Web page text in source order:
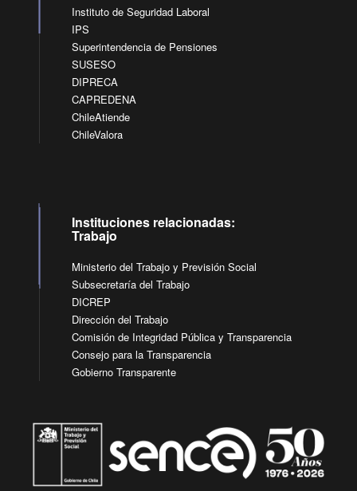
Instituto de Seguridad Laboral
IPS
Superintendencia de Pensiones
SUSESO
DIPRECA
CAPREDENA
ChileAtiende
ChileValora
Instituciones relacionadas:
Trabajo
Ministerio del Trabajo y Previsión Social
Subsecretaría del Trabajo
DICREP
Dirección del Trabajo
Comisión de Integridad Pública y Transparencia
Consejo para la Transparencia
Gobierno Transparente